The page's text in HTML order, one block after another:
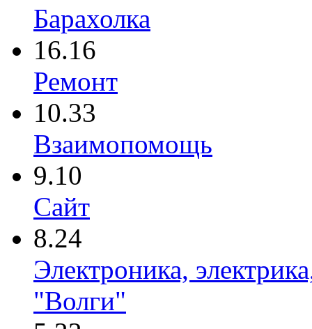
Барахолка
16.16
Ремонт
10.33
Взаимопомощь
9.10
Сайт
8.24
Электроника,
"Волги"